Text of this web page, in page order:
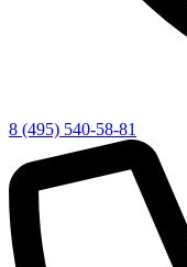
8 (495) 540-58-81